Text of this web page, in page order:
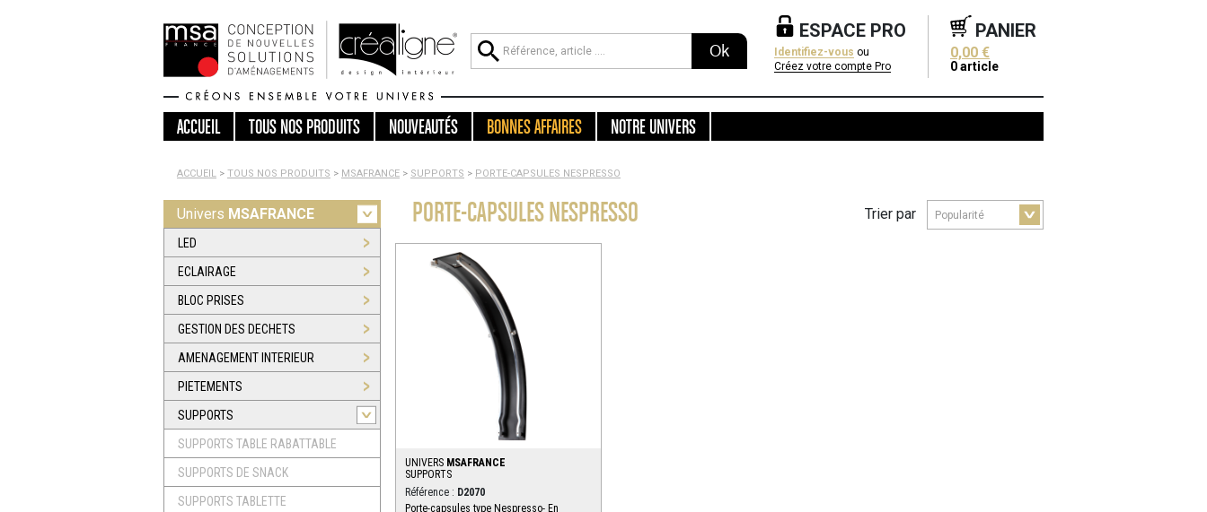
Ok
ESPACE PRO
Identifiez-vous ou
Créez votre compte Pro
PANIER
0,00 €
0article
ACCUEIL TOUSNOS PRODUITS NOUVEAUTÉS BONNES AFFAIRES NOTRE UNIVERS
ACCUEIL > TOUS NOS PRODUITS > MSAFRANCE > SUPPORTS > PORTE-CAPSULES NESPRESSO
Univers MSAFRANCE
LED
ECLAIRAGE
BLOC PRISES
GESTION DES DECHETS
AMENAGEMENT INTERIEUR
PIETEMENTS
SUPPORTS
SUPPORTS TABLE RABATTABLE
SUPPORTS DE SNACK
SUPPORTS TABLETTE
PORTE-CAPSULES NESPRESSO Trier par
UNIVERS MSAFRANCE
SUPPORTS
Référence : D2070
Porte-capsules type Nespresso- En